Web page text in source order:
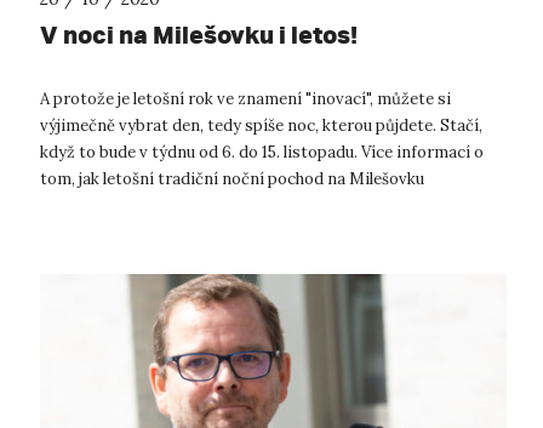
V noci na Milešovku i letos!
A protože je letošní rok ve znamení "inovací", můžete si
výjimečně vybrat den, tedy spíše noc, kterou půjdete. Stačí,
když to bude v týdnu od 6. do 15. listopadu. Více informací o
tom, jak letošní tradiční noční pochod na Milešovku